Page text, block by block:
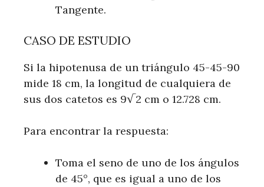
Tangente.
CASO DE ESTUDIO
Si la hipotenusa de un triángulo 45-45-90
mide 18 cm, la longitud de cualquiera de
sus dos catetos es 9√2 cm o 12.728 cm.
Para encontrar la respuesta:
Toma el seno de uno de los ángulos
de 45°, que es igual a uno de los